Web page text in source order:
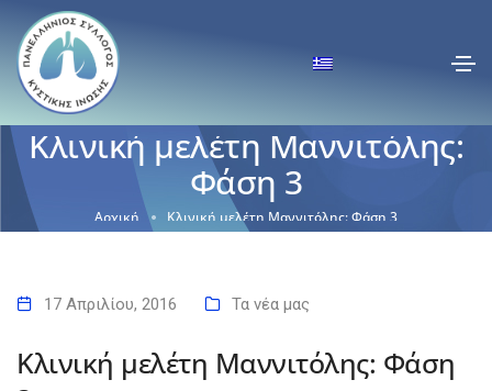
Κλινική μελέτη Μαννιτόλης:
Φάση 3
Αρχική Κλινική μελέτη Μαννιτόλης: Φάση 3
17 Απριλίου, 2016 Τα νέα μας
Κλινική μελέτη Μαννιτόλης: Φάση